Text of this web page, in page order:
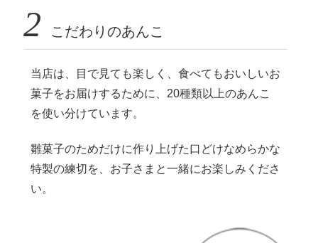
2 こだわりのあんこ
当店は、目で見ても楽しく、食べてもおいしいお
菓子をお届けするために、20種類以上のあんこ
を使い分けています。
雛菓子のためだけに作り上げた口どけなめらかな
特製の練切を、お子さまと一緒にお楽しみくださ
い。